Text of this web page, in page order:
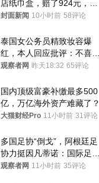
店纸巾盒，赔了924元，发
帖吐槽后酒店退还一半的
封面新闻 10小时前 58评论
泰国女公务员精致妆容爆
红，本人回应批评：不喜欢
就别看
观察者网 昨天18:32 65评论
国内顶级富豪补缴最多500
亿，万亿海外资产难藏了？
大猫财经Pro 11小时前 31评论
多国足协“倒戈”，阿根廷足
协力挺因凡蒂诺：国际足联
今后应继续在其领导下前行
观察者网 11小时前 35评论